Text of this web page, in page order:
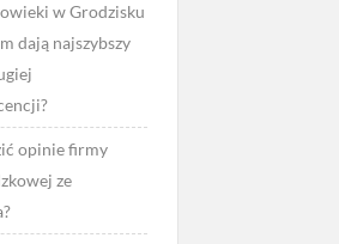
w Grodzisku
dają najszybszy
opinie firmy
ze